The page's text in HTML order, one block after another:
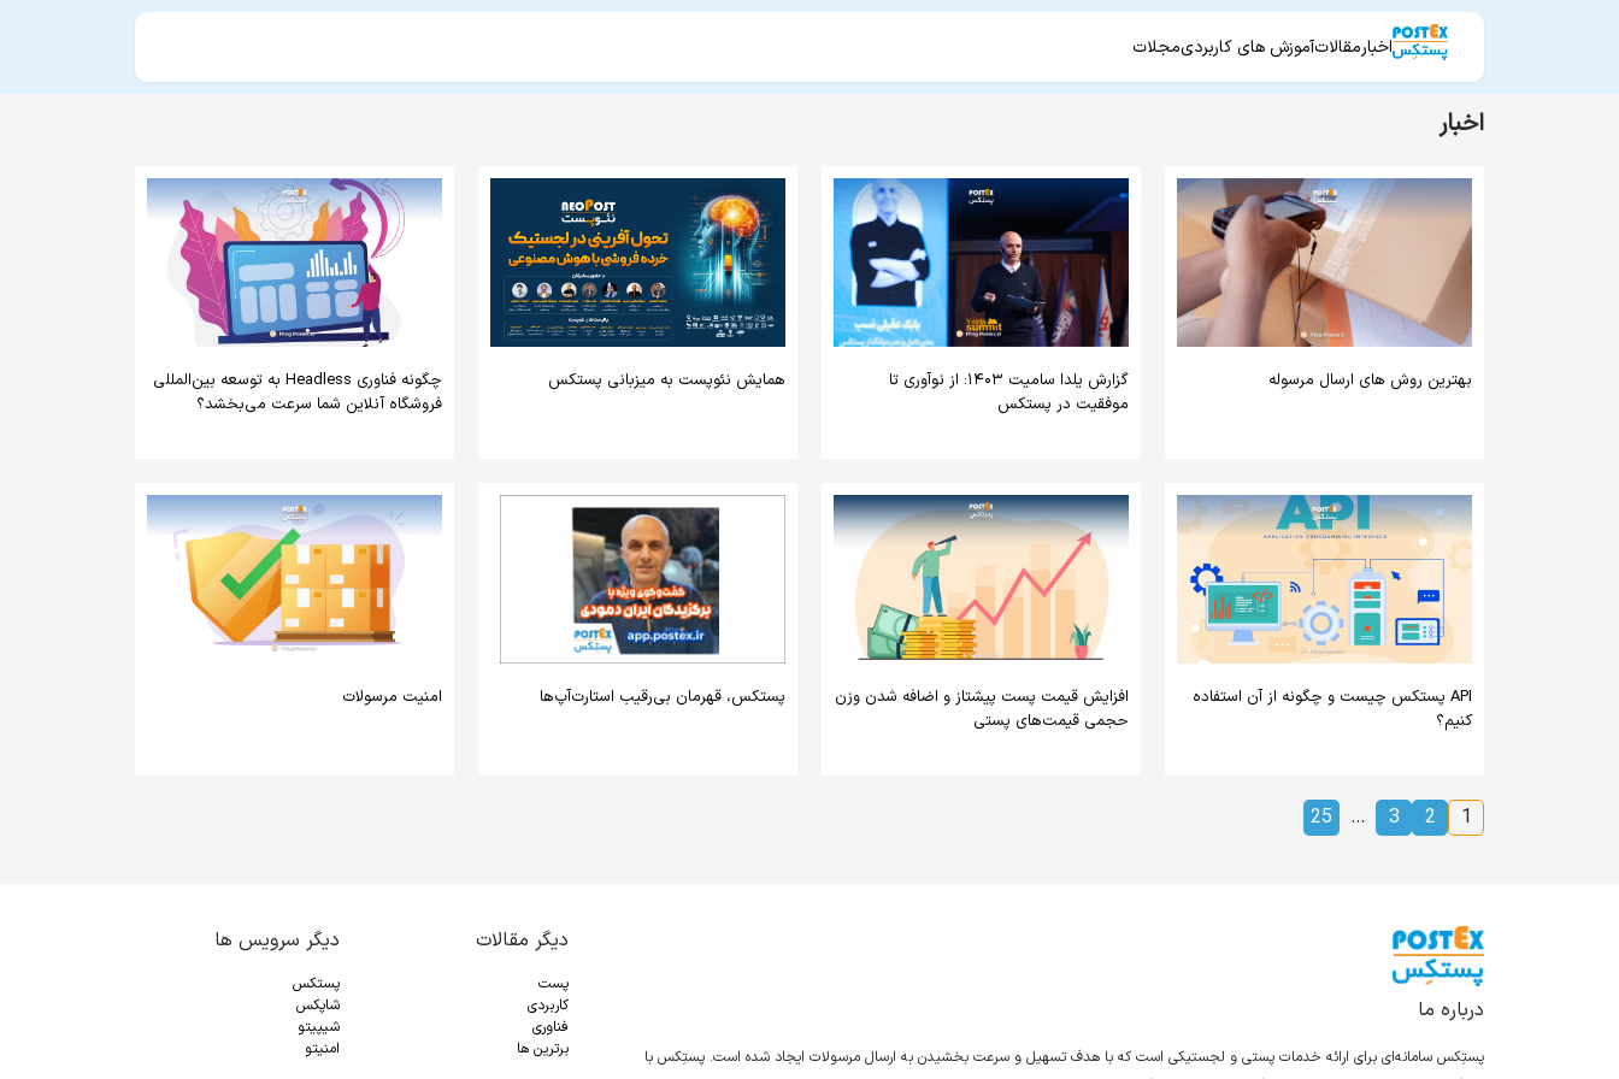
اخبارمقالاتآموزش های کاربردیمجلات
اخبار
بهترین روش‌ های ارسال مرسوله
گزارش یلدا سامیت ۱۴۰۳: از نوآوری تا
موفقیت در پستکس
همایش نئوپست به میزبانی پستکس
چگونه فناوری Headless به توسعه بین‌المللی
فروشگاه آنلاین شما سرعت می‌بخشد؟
API پستکس چیست و چگونه از آن استفاده
کنیم؟
افزایش قیمت پست پیشتاز و اضافه شدن وزن
حجمی قیمت‌های پستی
پستکس، قهرمان بی‌رقیب استارت‌آپ‌ها امنیت مرسولات
1
2
3
…
25
درباره ما
پستِکس سامانه‌ای برای ارائه خدمات پستی و لجستیکی است که با هدف تسهیل و سرعت بخشیدن به ارسال مرسولات ایجاد شده است. پستِکس با
دیگر مقالات
پست
کاربردی
فناوری
برترین ها
دیگر سرویس ها
پستکس
شاپکس
شیپیتو
امنیتو